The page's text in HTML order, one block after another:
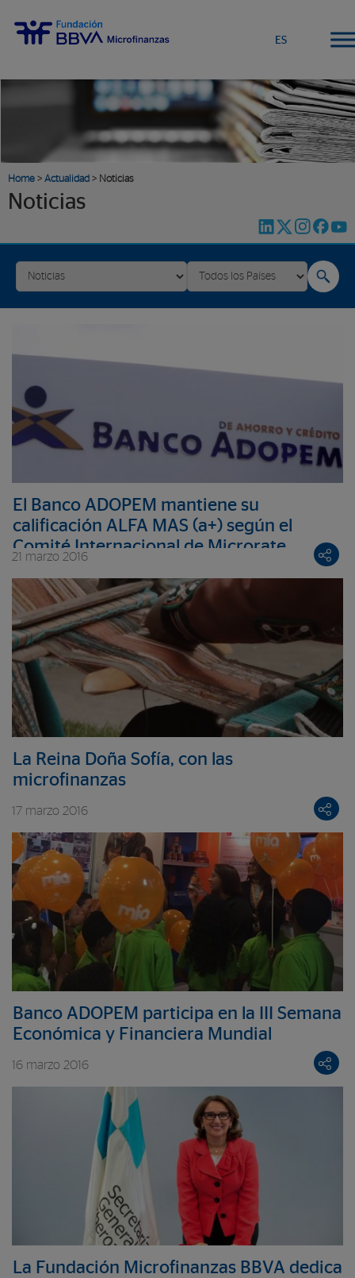
ES
Home > Actualidad > Noticias
Noticias
El Banco ADOPEM mantiene su
calificación ALFA MAS (a+) según el
Comité Internacional de Microrate
21 marzo 2016
La Reina Doña Sofía, con las
microfinanzas
17 marzo 2016
Banco ADOPEM participa en la III Semana
Económica y Financiera Mundial
16 marzo 2016
La Fundación Microfinanzas BBVA dedica